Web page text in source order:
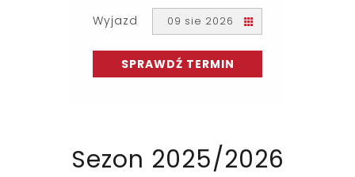
Wyjazd 09 sie 2026
SPRAWDŹ TERMIN
Sezon 2025/2026